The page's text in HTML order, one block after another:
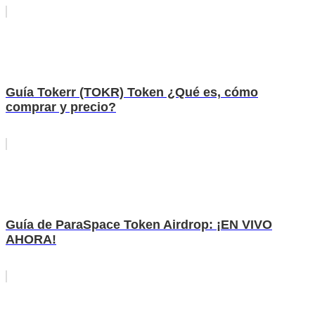
Guía Tokerr (TOKR) Token ¿Qué es, cómo
comprar y precio?
Guía de ParaSpace Token Airdrop: ¡EN VIVO
AHORA!